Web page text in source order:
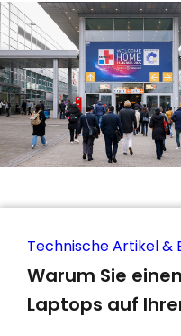
Technische Artikel &
Warum Sie
Laptops auf